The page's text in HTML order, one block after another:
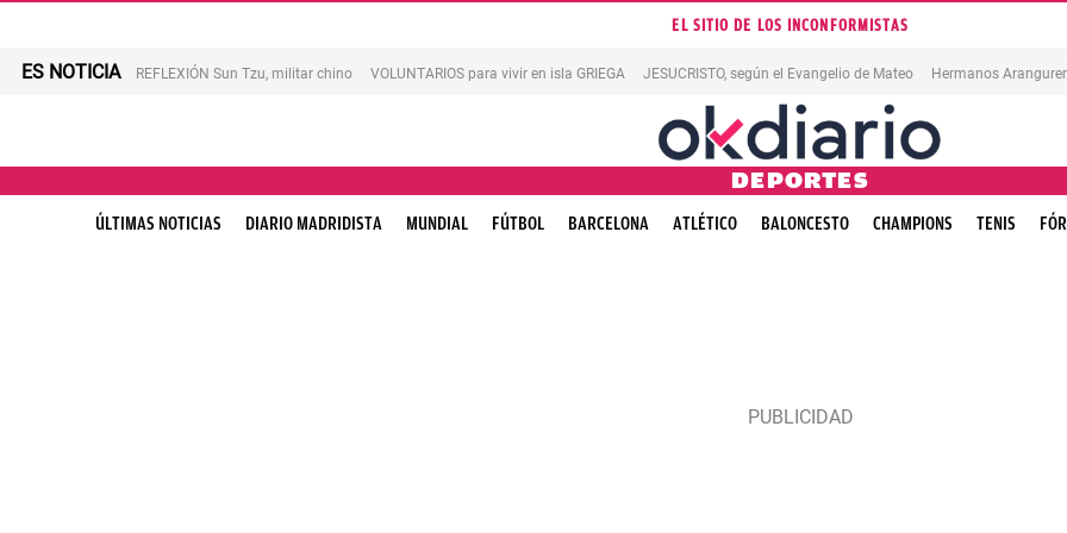
EL SITIO DE LOS INCONFORMISTAS
ES NOTICIA REFLEXIÓN Sun Tzu, militar chino VOLUNTARIOS para vivir en isla GRIEGA JESUCRISTO, según el Evangelio de Mateo Hermanos Aranguren
DEPORTES
ÚLTIMAS NOTICIAS DIARIO MADRIDISTA MUNDIAL FÚTBOL BARCELONA ATLÉTICO BALONCESTO CHAMPIONS TENIS